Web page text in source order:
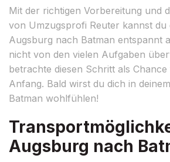
Mit der richtigen Vorbereitung und
von Umzugsprofi Reuter kannst du
Augsburg nach Batman entspannt
nicht von den vielen Aufgaben
betrachte diesen Schritt als
Anfang. Bald wirst du dich in
Batman wohlfühlen!
Augsburg nach